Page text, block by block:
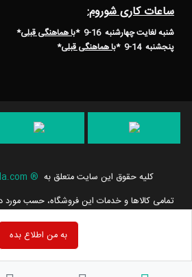
به من اطلاع بده
ساعات کاری شوروم:
شنبه لغایت چهارشنبه 16-9 * با هماهنگی قبلی*
پنجشنبه 14-9
*با هماهنگی قبلی*
کلیه حقوق این سایت متعلق به ®
تمامی كالاها و خدمات این فروشگاه، حسب مورد
مربوطه می باشند و فعالیت های این سایت